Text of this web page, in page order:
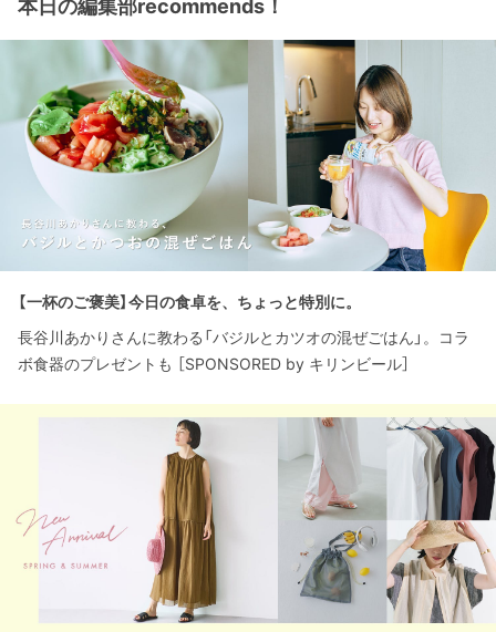
本日の編集部recommends！
【一杯のご褒美】今日の食卓を、ちょっと特別に。
長谷川あかりさんに教わる「バジルとカツオの混ぜごはん」。コラ
ボ食器のプレゼントも ［SPONSORED by キリンビール］